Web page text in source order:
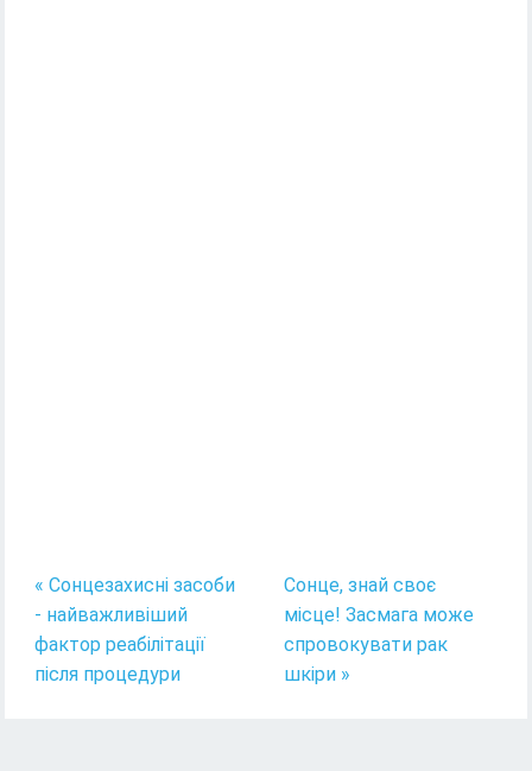
« Сонцезахисні засоби
- найважливіший
фактор реабілітації
після процедури
Сонце, знай своє
місце! Засмага може
спровокувати рак
шкіри »